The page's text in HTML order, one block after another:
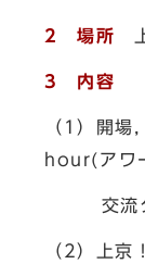
2 場所
3 内容
（1）開
hour(アワ
交流タ
（2）上